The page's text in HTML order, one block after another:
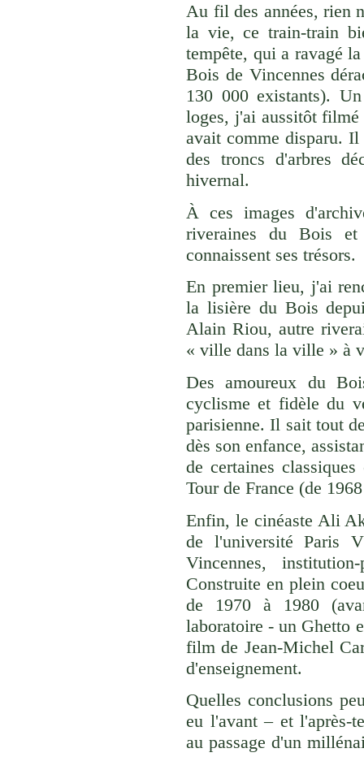
Au fil des années, rien
la vie, ce train-train
tempête, qui a ravagé
Bois de Vincennes
130 000 existants).
loges, j'ai aussitôt
avait comme disparu.
des troncs d'arbres
hivernal.
À ces images
riveraines du Bois
connaissent ses trésors.
En premier lieu, j'ai
la lisière du Bois
Alain Riou, autre
« ville dans la ville » à
Des amoureux du
cyclisme et fidèle du
parisienne. Il sait tout
dès son enfance,
de certaines
Tour de France (de
Enfin, le cinéaste Ali
de l'université Paris
Vincennes,
Construite en plein
de 1970 à 1980
laboratoire - un Ghetto
film de Jean-Michel
d'enseignement.
Quelles conclusions
eu l'avant – et l'après-
au passage d'un